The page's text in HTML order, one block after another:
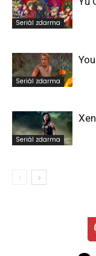
Seriál zdarma
Seriál zdarma
Seriál zdarma